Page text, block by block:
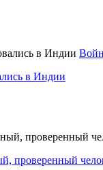
в Индии
проверенный